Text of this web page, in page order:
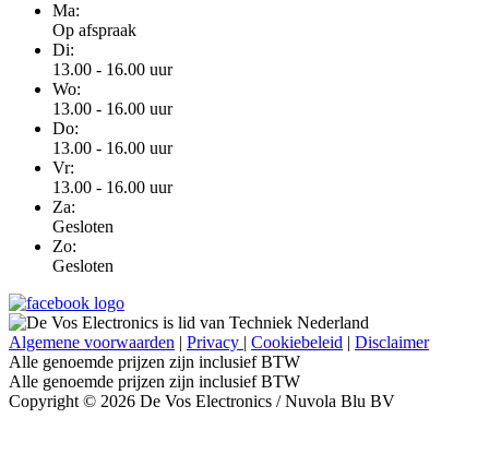
Ma:
Op afspraak
Di:
13.00 - 16.00 uur
Wo:
13.00 - 16.00 uur
Do:
13.00 - 16.00 uur
Vr:
13.00 - 16.00 uur
Za:
Gesloten
Zo:
Gesloten
Algemene voorwaarden | Privacy | Cookiebeleid | Disclaimer
Alle genoemde prijzen zijn inclusief BTW
Alle genoemde prijzen zijn inclusief BTW
Copyright © 2026 De Vos Electronics / Nuvola Blu BV